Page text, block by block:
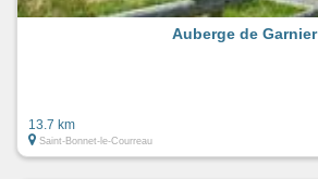
Auberge de Garnier
13.7 km
Saint-Bonnet-le-Courreau